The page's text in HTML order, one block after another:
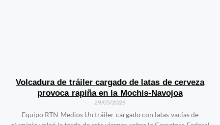
Volcadura de tráiler cargado de latas de cerveza
provoca rapiña en la Mochis-Navojoa
29/05/2026
Equipo RTN Medios Un tráiler cargado con latas vacías de